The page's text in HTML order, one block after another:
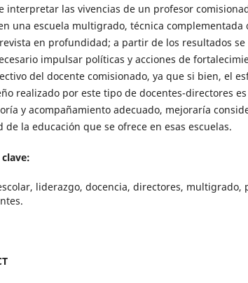
interpretar las vivencias de un profesor
una escuela multigrado, técnica complementada
en profundidad; a partir de los resultados
impulsar políticas y acciones de
del docente comisionado, ya que si bien, el
realizado por este tipo de docentes-directores
y acompañamiento adecuado, mejoraría
de la educación que se ofrece en esas escuelas.
liderazgo, docencia, directores, multigrado,